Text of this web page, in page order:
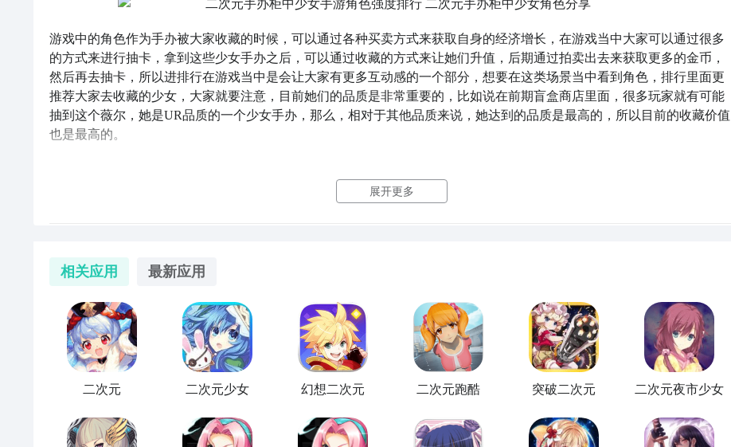
进入到黑市当中，就可以做一些比较有趣的特殊交易，这里的物资每天都会定期刷新，有机会刷到一些隐藏款式哦，但同
样需要玩家有足够多的资金！
二次元手办柜中少女手游隐藏道具位置的详细分享就和大家暂时聊到这里，二次元手办柜中少女手游当中还有很多特殊的
游戏道具，作品还打造了不少独特的玩法内容，如果你想对这些内容进行更进一步的详细了解，也可以继续在九游APP上
进行留言哦，小编会第一时间为大家解答！
游戏中的角色作为手办被大家收藏的时候，可以通过各种买卖方式来获取自身的经济增长，在游戏当中大家可以通过很多
的方式来进行抽卡，拿到这些少女手办之后，可以通过收藏的方式来让她们升值，后期通过拍卖出去来获取更多的金币，
然后再去抽卡，所以进排行在游戏当中是会让大家有更多互动感的一个部分，想要在这类场景当中看到角色，排行里面更
推荐大家去收藏的少女，大家就要注意，目前她们的品质是非常重要的，比如说在前期盲盒商店里面，很多玩家就有可能
抽到这个薇尔，她是UR品质的一个少女手办，那么，相对于其他品质来说，她达到的品质是最高的，所以目前的收藏价值
也是最高的。
后期如果想要给薇尔售卖出去换取更多的流转资金的话，售卖出去的可能性是最高的。而且此类手办后期想要售卖的话，
精致的卡包，平常大家拿到角色的时候，他们的卡包效果基本都是一个卡包里面出现很多品质的角色，那么这些角色出现
的时候，在场景当中的价格都是不一样的。
除了这里的UR比较推荐大家去获取之外，场景当中大家还可以通过UR品质里面的曼珠沙华来获取自身更多的收益，这里
曼珠沙华她带来的基础收益，也会有5%~7%的提升效果，放在仓库里面可以让大家的功能变得更多，而且曼珠沙华，她的
外观看起来就是一个古代少女的外观，相比二次元来说，这类有
古风元素的手办是会更少一些的，大多数情况下，大家看
手办低一个品质，所以在抽卡的时候，十连抽想要拿到她也是比较难的，而且她还有星级可以提升，达到3星级提升效果以
展开更多
一个既养眼又实用的专属手办展示空间呢？小编身边不少玩这款游戏的朋友，刚拿到空柜子的时候都犯过愁，不知道怎么
摆才能既符合自己的审美，又能拿到游戏里的实际加成。其实这款游戏的陈列柜玩法，远不止放手办这么简单，里面藏着
不少小细节，光是琢磨怎么摆柜子，就能玩上大半天。
类高稀有度手办放在上层显眼位置，不仅视觉上整齐舒服，还能激活基础的陈列评分加成。然后要注意阵营搭配，同阵营
相关应用 最新应用
二次元 二次元少女 幻想二次元 二次元跑酷 突破二次元 二次元夜市少女